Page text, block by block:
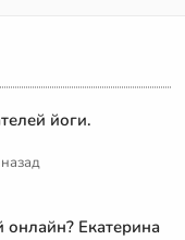
йоги.
онлайн? Екатерина